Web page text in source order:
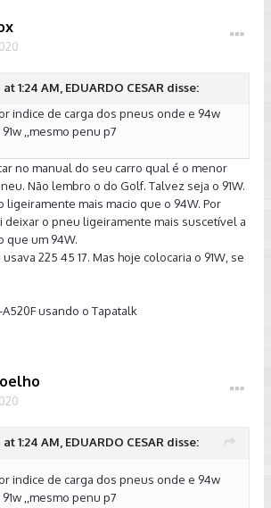
1:24 AM, EDUARDO CESAR disse:
indice de carga dos pneus onde e 94w
,,mesmo penu p7
no manual do seu carro qual é o menor
Não lembro o do Golf. Talvez seja o 91W.
ligeiramente mais macio que o 94W. Por
deixar o pneu ligeiramente mais suscetível a
que um 94W.
225 45 17. Mas hoje colocaria o 91W, se
usando o Tapatalk
1:24 AM, EDUARDO CESAR disse:
indice de carga dos pneus onde e 94w
,,mesmo penu p7